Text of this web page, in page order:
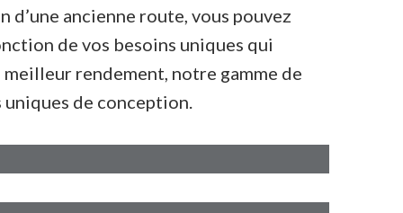
ancienne route, vous pouvez
de vos besoins uniques qui
rendement, notre gamme de
uniques de conception.